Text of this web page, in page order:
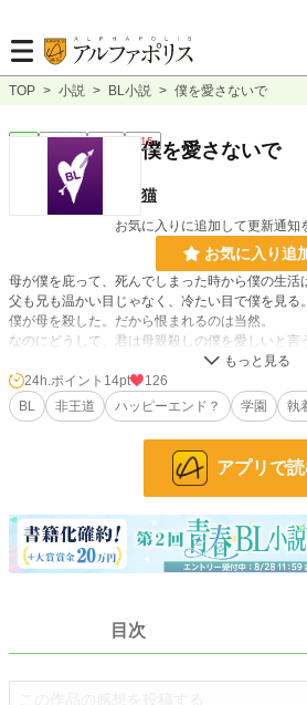
TOP > 小説 > BL小説 > 僕を愛さないで
連載中 長編 R15
僕を愛さないで
猫
お気に入りに追加して更新通知
お気に入り追
母が僕を庇って、死んでしまった時から僕の生活
父も兄も温かい目じゃなく、冷たい目で僕を見る。
僕が母を殺した。だから恨まれるのは当然。
なのにどうして、君は母親殺しの僕を愛しいと言
お願いだから僕を愛さないで。
だって、愛される喜びを知ってしまったら1人、
ら。捨てられてしまった時、僕はきっと絶望して
これは愛されなくなってしまった優しい少年が、
会い、とびきりに愛される物語。
※R15に念の為に設定していますが主人公がキス
小説 31,850 位 / 228,935 件
24h.ポイント 14 pt
24h.ポイント 14pt
126
BL
非王道 ハッピーエンド？ 学園 執
アプリで
目次